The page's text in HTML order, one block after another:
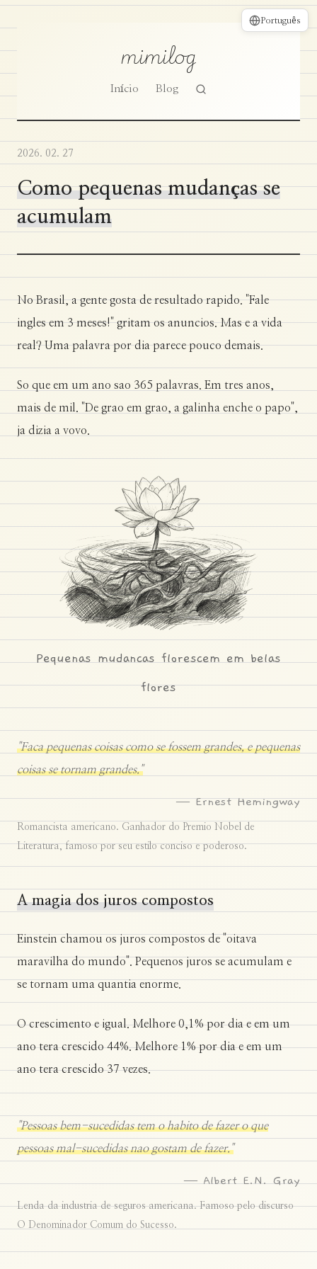
Português
mimilog
Início Blog
2026. 02. 27
Como pequenas mudanças se
acumulam
No Brasil, a gente gosta de resultado rapido. "Fale
ingles em 3 meses!" gritam os anuncios. Mas e a vida
real? Uma palavra por dia parece pouco demais.
So que em um ano sao 365 palavras. Em tres anos,
mais de mil. "De grao em grao, a galinha enche o papo",
ja dizia a vovo.
Pequenas mudancas florescem em belas
flores
"Faca pequenas coisas como se fossem grandes, e pequenas
coisas se tornam grandes."
— Ernest Hemingway
Romancista americano. Ganhador do Premio Nobel de
Literatura, famoso por seu estilo conciso e poderoso.
A magia dos juros compostos
Einstein chamou os juros compostos de "oitava
maravilha do mundo". Pequenos juros se acumulam e
se tornam uma quantia enorme.
O crescimento e igual. Melhore 0,1% por dia e em um
ano tera crescido 44%. Melhore 1% por dia e em um
ano tera crescido 37 vezes.
"Pessoas bem-sucedidas tem o habito de fazer o que
pessoas mal-sucedidas nao gostam de fazer."
— Albert E.N. Gray
Lenda da industria de seguros americana. Famoso pelo discurso
O Denominador Comum do Sucesso.